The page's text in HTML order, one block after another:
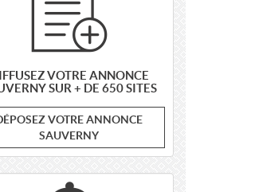
VOTRE ANNONCE
SUR + DE 650 SITES
VOTRE ANNONCE
SAUVERNY